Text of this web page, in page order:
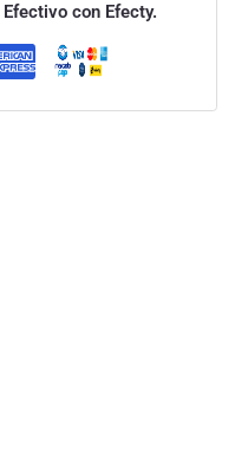
con Efecty.